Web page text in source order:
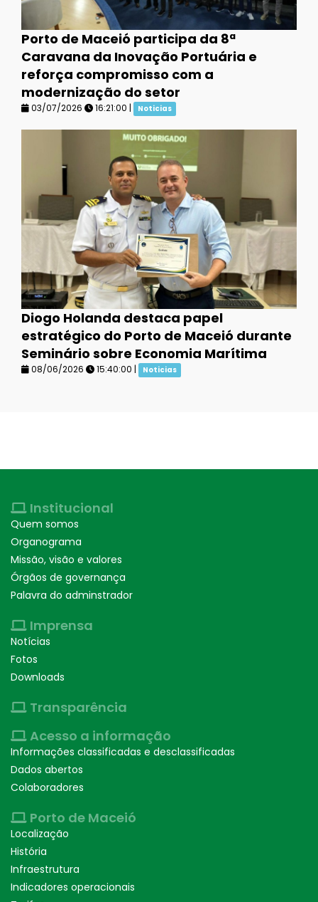
Porto de Maceió participa da 8ª
Caravana da Inovação Portuária e
reforça compromisso com a
modernização do setor
03/07/2026 16:21:00 | Noticias
Diogo Holanda destaca papel
estratégico do Porto de Maceió durante
Seminário sobre Economia Marítima
08/06/2026 15:40:00 | Noticias
Institucional
Quem somos
Organograma
Missão, visão e valores
Órgãos de governança
Palavra do adminstrador
Imprensa
Notícias
Fotos
Downloads
Transparência
Acesso a informação
Informações classificadas e desclassificadas
Dados abertos
Colaboradores
Porto de Maceió
Localização
História
Infraestrutura
Indicadores operacionais